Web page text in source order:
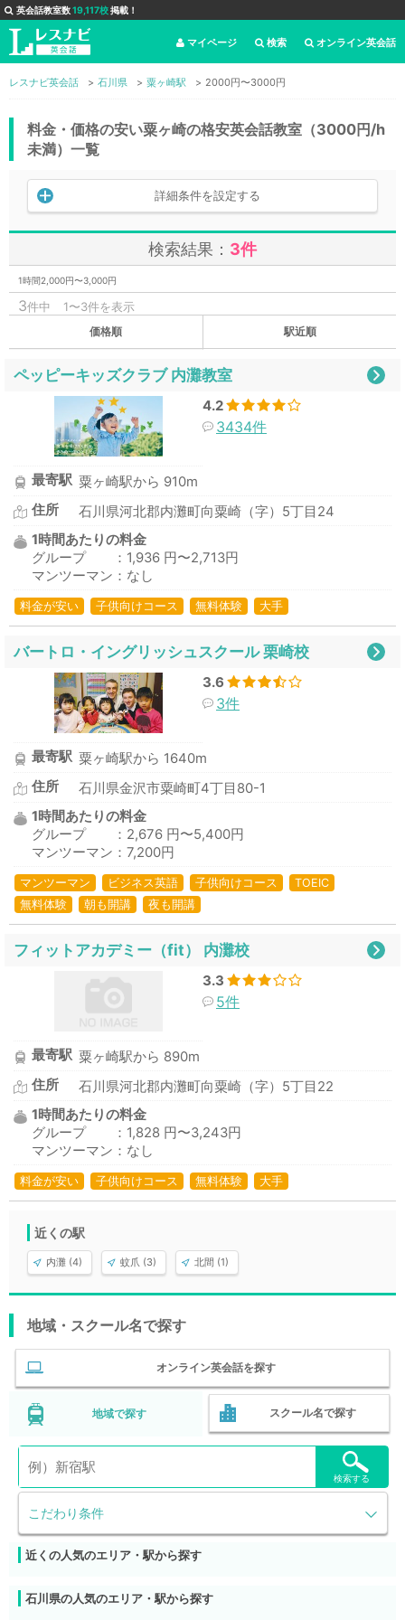
英会話教室数19,117校掲載！
オンライン英会話
検索
マイページ
レスナビ英会話 石川県 粟ヶ崎駅 2000円〜3000円
料金・価格の安い粟ヶ崎の格安英会話教室（3000円/h
未満）一覧
詳細条件を設定する
検索結果： 3件
1時間2,000円〜3,000円
3件中 1〜3件を表示
価格順 駅近順
ペッピーキッズクラブ 内灘教室
4.2
3434件
最寄駅 粟ヶ崎駅から 910m
住所
石川県河北郡内灘町向粟崎（字）5丁目24
1時間あたりの料金
グループ ：1,936 円〜2,713円
マンツーマン：なし
料金が安い 子供向けコース 無料体験 大手
バートロ・イングリッシュスクール 栗崎校
3.6
3件
最寄駅 粟ヶ崎駅から 1640m
住所
石川県金沢市粟崎町4丁目80-1
1時間あたりの料金
グループ ：2,676 円〜5,400円
マンツーマン：7,200円
マンツーマン ビジネス英語 子供向けコース
TOEIC
無料体験
朝も開講 夜も開講
フィットアカデミー（fit） 内灘校
3.3
5件
最寄駅 粟ヶ崎駅から 890m
住所
石川県河北郡内灘町向粟崎（字）5丁目22
1時間あたりの料金
グループ ：1,828 円〜3,243円
マンツーマン：なし
料金が安い 子供向けコース 無料体験 大手
近くの駅
内灘 (4) 蚊爪 (3) 北間 (1)
地域・スクール名で探す
オンライン英会話を探す
地域で探す スクール名で探す
こだわり条件
検索する
近くの人気のエリア・駅から探す
石川県の人気のエリア・駅から探す